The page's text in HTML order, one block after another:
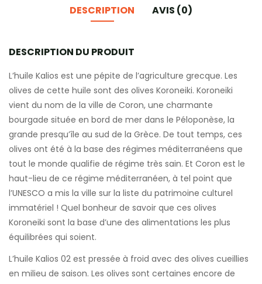
DESCRIPTION AVIS (0)
DESCRIPTION DU PRODUIT
L’huile Kalios est une pépite de l’agriculture grecque. Les
olives de cette huile sont des olives Koroneiki. Koroneiki
vient du nom de la ville de Coron, une charmante
bourgade située en bord de mer dans le Péloponèse, la
grande presqu’île au sud de la Grèce. De tout temps, ces
olives ont été à la base des régimes méditerranéens que
tout le monde qualifie de régime très sain. Et Coron est le
haut-lieu de ce régime méditerranéen, à tel point que
l’UNESCO a mis la ville sur la liste du patrimoine culturel
immatériel ! Quel bonheur de savoir que ces olives
Koroneiki sont la base d’une des alimentations les plus
équilibrées qui soient.
L’huile Kalios 02 est pressée à froid avec des olives cueillies
en milieu de saison. Les olives sont certaines encore de